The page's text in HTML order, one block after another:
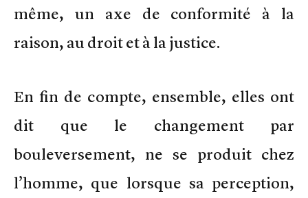
même, un axe de conformité à la
raison, au droit et à la justice.
En fin de compte, ensemble, elles ont
dit que le changement par
bouleversement, ne se produit chez
l’homme, que lorsque sa perception,